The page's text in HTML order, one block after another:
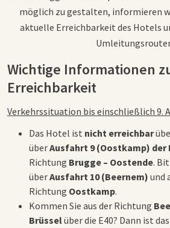
möglich zu gestalten, informieren
aktuelle Erreichbarkeit des Hotels
Wichtige Informationen
Erreichbarkeit
Verkehrssituation bis einschließlich 9.
Das Hotel ist nicht erreichbar
überAusfahrt 9 (Oostkamp) der
Richtung Brugge – Oostende.
überAusfahrt 10 (Beernem) und
Richtung Oostkamp.
Kommen Sie aus der Richtung
Brüsselüber die E40? Dann ist